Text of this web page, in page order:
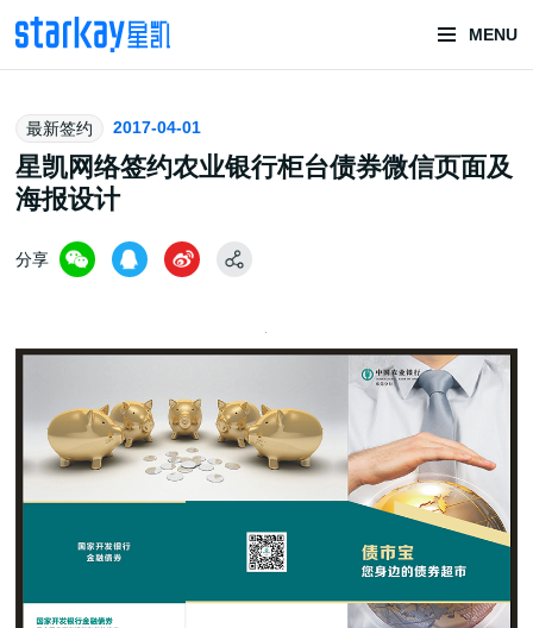
MENU
头部潮玩
技术服务商
潮玩技术解决方案
头部潮玩盲盒/谷子卡牌/二次元手办抽赏开发
一番赏/魔力赏/福袋抽赏/宝箱赏/无限赏
最新签约 2017-04-01
星凯网络签约农业银行柜台债券微信页面及
海报设计
分享